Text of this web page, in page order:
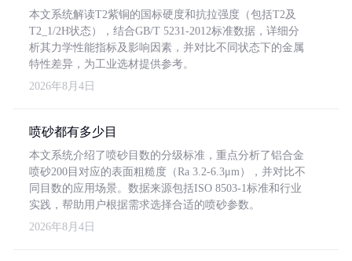
本文系统解读T2紫铜的国标硬度和抗拉强度（包括T2及
T2_1/2H状态），结合GB/T 5231-2012标准数据，详细分
析其力学性能指标及影响因素，并对比不同状态下的金属
特性差异，为工业选材提供参考。
2026年8月4日
喷砂都有多少目
本文系统介绍了喷砂目数的分级标准，重点分析了铝合金
喷砂200目对应的表面粗糙度（Ra 3.2-6.3μm），并对比不
同目数的应用场景。数据来源包括ISO 8503-1标准和行业
实践，帮助用户根据需求选择合适的喷砂参数。
2026年8月4日